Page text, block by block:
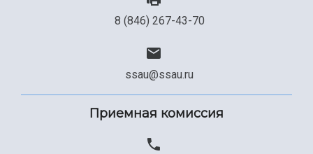
8 (846) 267-43-70
ssau@ssau.ru
Приемная комиссия